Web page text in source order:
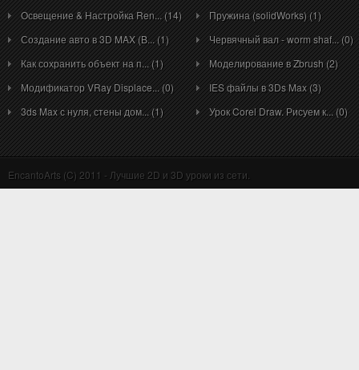
Освещение & Настройка Ren... (14)
Создание авто в 3D MAX (B... (1)
Как сохранить объект на п... (1)
Модификатор VRay Displace... (0)
3ds Max с нуля, стены дом... (1)
Пружина (solidWorks) (1)
Червячный вал - worm shaf... (0)
Моделирование в Zbrush (2)
IES файлы в 3Ds Max (3)
Урок Corel Draw. Рисуем к... (0)
EncantoArts (C) 2011 - Лучшие 2D и 3D уроки из сети.